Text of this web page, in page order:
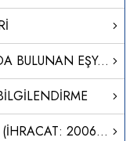
TÜRKİYE'DE SERBEST DOLAŞIMDA BULUNAN EŞYANIN SERBEST BÖLGEDEN TÜRKİYE'YE İTHALİ
DAHİLDE İŞLEME REJİMİ TEBLİĞİ (İHRACAT: 2006/12)’NDE DEĞİŞİKLİK YAPILMASINA DAİR TEBLİĞ (İHRACAT: 2024/2)